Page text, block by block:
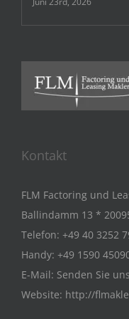
Kontakt
FLM Factoring und
Ballindamm 13 *
Telefon: +49 40 3252
Handy: +49 1590
E-Mail: Senden Sie
Website: http://